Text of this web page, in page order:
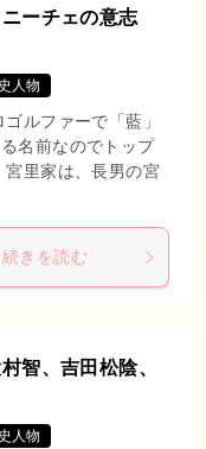
ニーチェの意志
人物
ルファーで「藍」
名前なのでトップ
宮里家は、長男の宮
続きを読む
智、吉田松陰、
人物